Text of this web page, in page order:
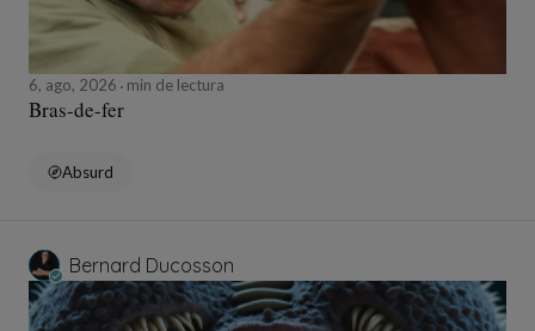
6, ago, 2026 min de lectura
Bras-de-fer
Absurd
Bernard Ducosson